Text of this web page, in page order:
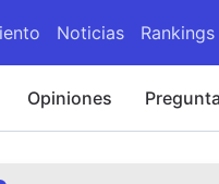
Noticias
Opiniones